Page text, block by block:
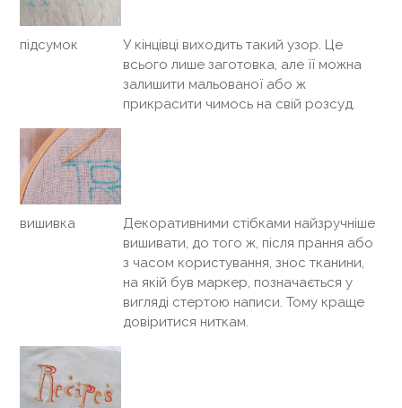
підсумок
У кінцівці виходить такий узор. Це
всього лише заготовка, але її можна
залишити мальованої або ж
прикрасити чимось на свій розсуд.
вишивка
Декоративними стібками найзручніше
вишивати, до того ж, після прання або
з часом користування, знос тканини,
на якій був маркер, позначається у
вигляді стертою написи. Тому краще
довіритися ниткам.